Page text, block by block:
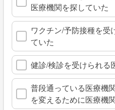
医療機関を探していた
ワクチン/予防接種を受
ていた
健診/検診を受けられる
普段通っている医療機
を変えるために医療機